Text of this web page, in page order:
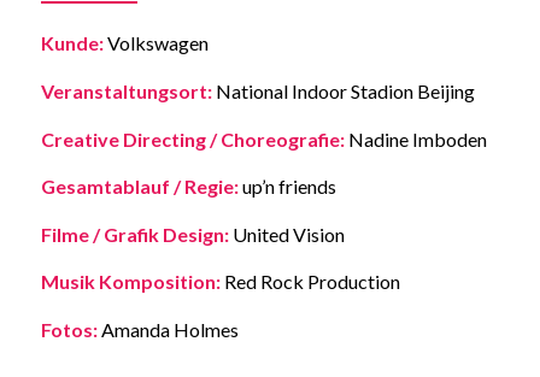
Kunde:Volkswagen
Veranstaltungsort: National Indoor Stadion Beijing
Creative Directing / Choreografie: Nadine Imboden
Gesamtablauf / Regie:up’n friends
Filme / Grafik Design: United Vision
Musik Komposition: Red Rock Production
Fotos:Amanda Holmes